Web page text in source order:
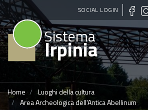
Salta
al
contenuto
principale
SOCIAL LOGIN
Sistema
Irpinia
Home
Luoghi della cultura
Area Archeologica dell'Antica Abellinum